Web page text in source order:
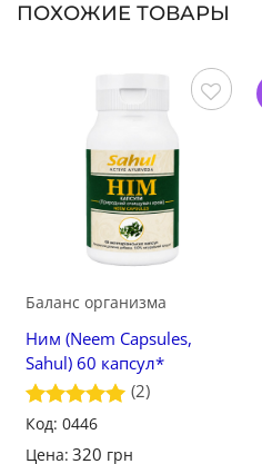
ПОХОЖИЕ ТОВАРЫ
Баланс организма
Ним (Neem Capsules,
Sahul) 60 капсул*
Оценка
(2)
Код: 0446
Цена: 320 грн